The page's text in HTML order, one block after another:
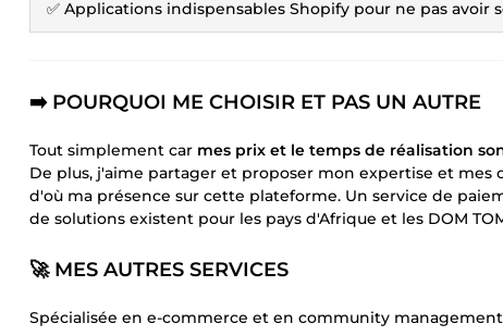
✅ Applications indispensables Shopify pour ne pas avoir
➡️ POURQUOI ME CHOISIR ET PAS UN AUTRE
Tout simplement car mes prix et le temps de réalisation
De plus, j'aime partager et proposer mon expertise et
d'où ma présence sur cette plateforme. Un service de
de solutions existent pour les pays d'Afrique et les DOM
🚀 MES AUTRES SERVICES
Spécialisée en e-commerce et en community